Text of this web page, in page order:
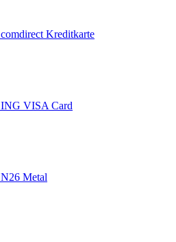
comdirect Kreditkarte
ING VISA Card
N26 Metal